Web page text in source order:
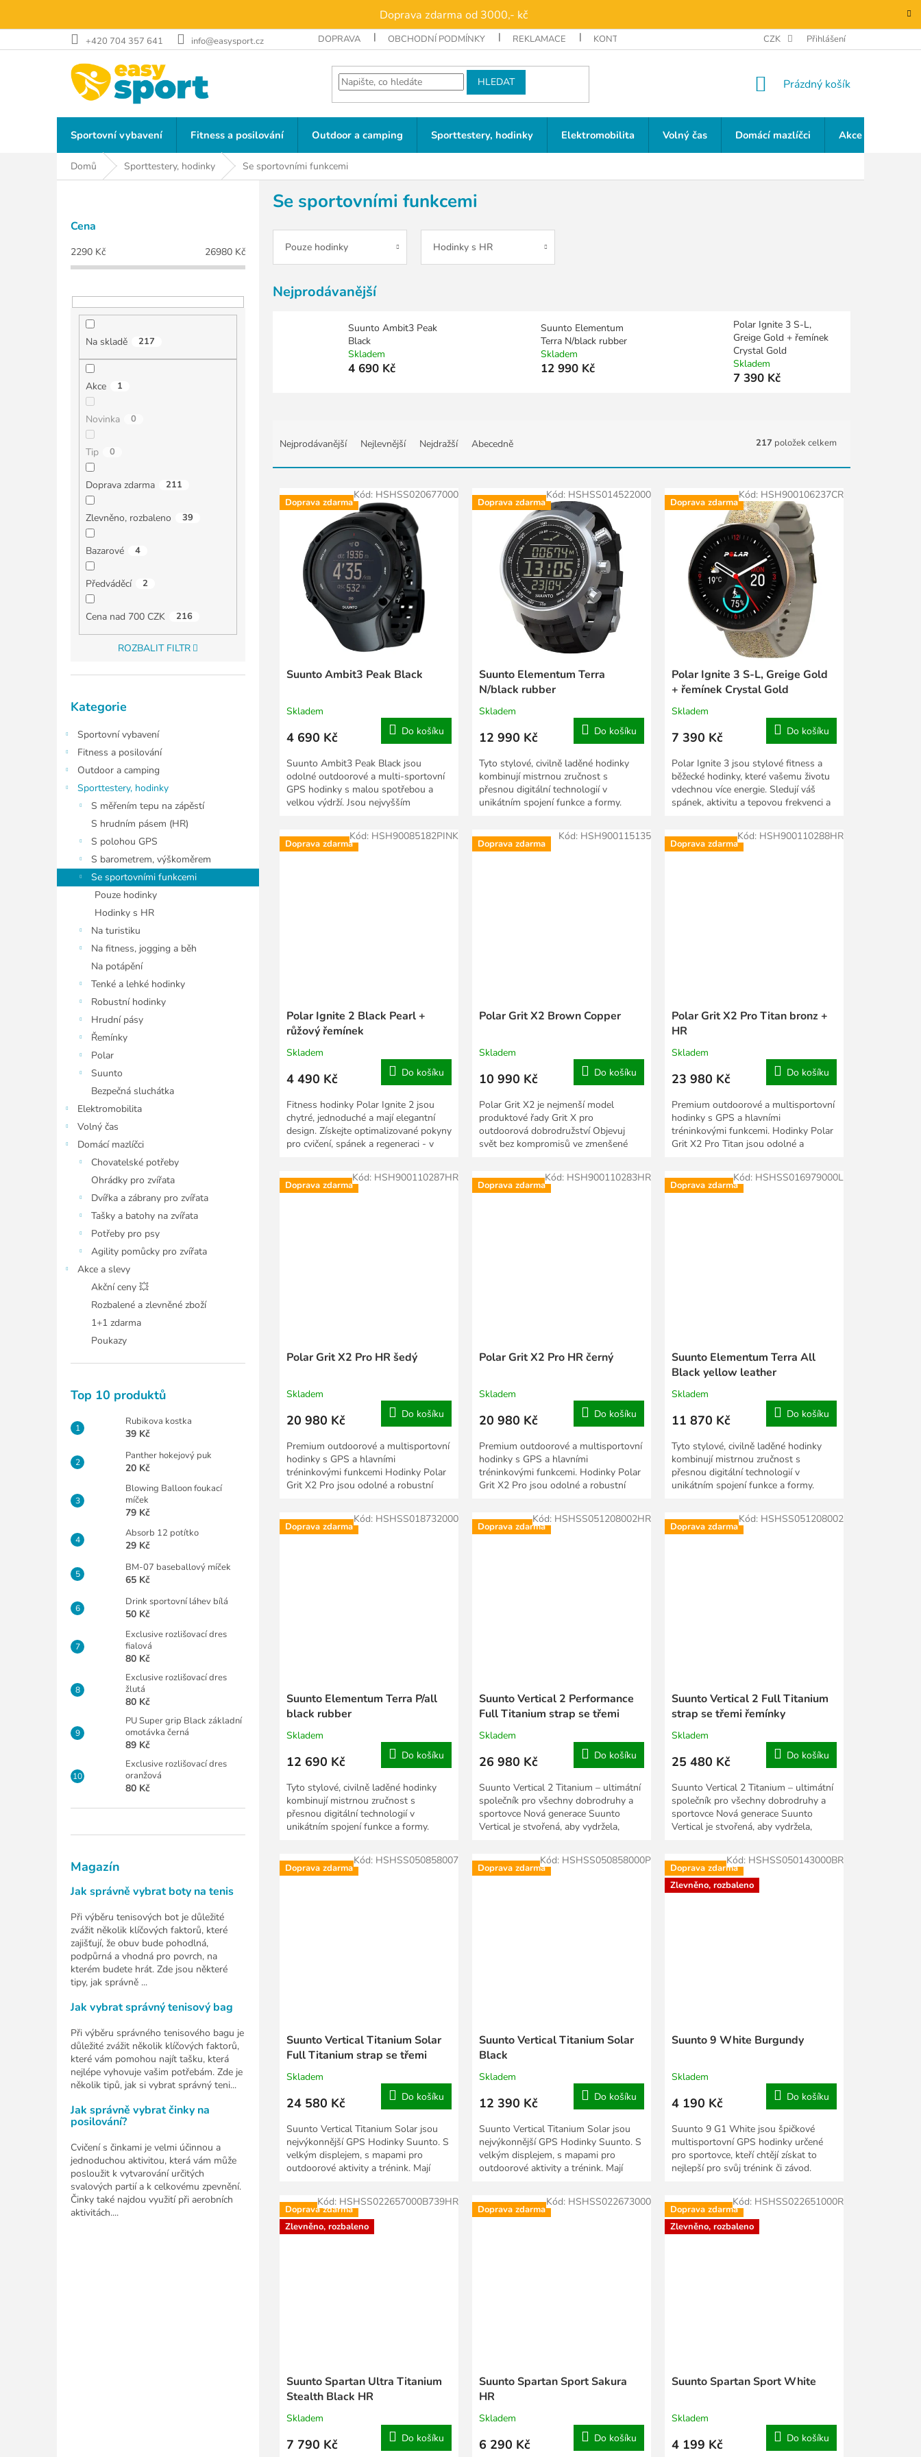
obsah
Doprava zdarma od 3000,- kč
+420 704 357 641 info@easysport.cz DOPRAVA OBCHODNÍ PODMÍNKY REKLAMACE KONTAKTY CZK Přihlášení
HLEDAT
NÁKUPNÍ
Prázdný košík
Sportovní vybavení Fitness a posilování Outdoor a camping Sporttestery, hodinky Elektromobilita Volný čas Domácí mazlíčci Akce a slevy
Domů Sporttestery, hodinky Se sportovními funkcemi
P
Cena
2290 Kč 26980 Kč
Na skladě 217
Akce 1
Novinka 0
Tip 0
Doprava zdarma 211
Zlevněno, rozbaleno 39
Bazarové 4
Předváděcí 2
Cena nad 700 CZK 216
ROZBALIT FILTR
kategorie
Kategorie
Sportovní vybavení
Fitness a posilování
Outdoor a camping
Sporttestery, hodinky
S měřením tepu na zápěstí
S hrudním pásem (HR)
S polohou GPS
S barometrem, výškoměrem
Se sportovními funkcemi
Pouze hodinky
Hodinky s HR
Na turistiku
Na fitness, jogging a běh
Na potápění
Tenké a lehké hodinky
Robustní hodinky
Hrudní pásy
Řemínky
Polar
Suunto
Bezpečná sluchátka
Elektromobilita
Volný čas
Domácí mazlíčci
Chovatelské potřeby
Ohrádky pro zvířata
Dvířka a zábrany pro zvířata
Tašky a batohy na zvířata
Potřeby pro psy
Agility pomůcky pro zvířata
Akce a slevy
Akční ceny 💥
Rozbalené a zlevněné zboží
1+1 zdarma
Poukazy
Top 10 produktů
Rubikova kostka
39 Kč
Panther hokejový puk
20 Kč
Blowing Balloon foukací
míček
79 Kč
Absorb 12 potítko
29 Kč
BM-07 baseballový míček
65 Kč
Drink sportovní láhev bílá
50 Kč
Exclusive rozlišovací dres
fialová
80 Kč
Exclusive rozlišovací dres
žlutá
80 Kč
PU Super grip Black základní
omotávka černá
89 Kč
Exclusive rozlišovací dres
oranžová
80 Kč
Magazín
Jak správně vybrat boty na tenis
Při výběru tenisových bot je důležité
zvážit několik klíčových faktorů, které
zajišťují, že obuv bude pohodlná,
podpůrná a vhodná pro povrch, na
kterém budete hrát. Zde jsou některé
tipy, jak správně ...
Jak vybrat správný tenisový bag
Při výběru správného tenisového bagu je
důležité zvážit několik klíčových faktorů,
které vám pomohou najít tašku, která
nejlépe vyhovuje vašim potřebám. Zde je
několik tipů, jak si vybrat správný teni...
Jak správně vybrat činky na
posilování?
Cvičení s činkami je velmi účinnou a
jednoduchou aktivitou, která vám může
posloužit k vytvarování určitých
svalových partií a k celkovému zpevnění.
Činky také najdou využití při aerobních
aktivitách....
Se sportovními funkcemi
Pouze hodinky Hodinky s HR
Nejprodávanější
Suunto Ambit3 Peak
Black
Skladem
4 690 Kč
Suunto Elementum
Terra N/black rubber
Skladem
12 990 Kč
Polar Ignite 3 S-L,
Greige Gold + řemínek
Crystal Gold
Skladem
7 390 Kč
e
Nejprodávanější Nejlevnější Nejdražší Abecedně 217 položek celkem
Doprava zdarma
Suunto Ambit3 Peak Black
Skladem
4 690 Kč Do košíku
Suunto Ambit3 Peak Black jsou
odolné outdoorové a multi-sportovní
GPS hodinky s malou spotřebou a
velkou výdrží. Jsou nejvyšším
Kód: HSHSS020677000
Doprava zdarma
Suunto Elementum Terra
N/black rubber
Skladem
12 990 Kč Do košíku
Tyto stylové, civilně laděné hodinky
kombinují mistrnou zručnost s
přesnou digitální technologií v
unikátním spojení funkce a formy.
Kód: HSHSS014522000
Doprava zdarma
Polar Ignite 3 S-L, Greige Gold
+ řemínek Crystal Gold
Skladem
7 390 Kč Do košíku
Polar Ignite 3 jsou stylové fitness a
běžecké hodinky, které vašemu životu
vdechnou více energie. Sledují váš
spánek, aktivitu a tepovou frekvenci a
Kód: HSH900106237CR
Doprava zdarma
Polar Ignite 2 Black Pearl +
růžový řemínek
Skladem
4 490 Kč Do košíku
Fitness hodinky Polar Ignite 2 jsou
chytré, jednoduché a mají elegantní
design. Získejte optimalizované pokyny
pro cvičení, spánek a regeneraci - v
Kód: HSH90085182PINK
Doprava zdarma
Polar Grit X2 Brown Copper
Skladem
10 990 Kč Do košíku
Polar Grit X2 je nejmenší model
produktové řady Grit X pro
outdoorová dobrodružství Objevuj
svět bez kompromisů ve zmenšené
Kód: HSH900115135
Doprava zdarma
Polar Grit X2 Pro Titan bronz +
HR
Skladem
23 980 Kč Do košíku
Premium outdoorové a multisportovní
hodinky s GPS a hlavními
tréninkovými funkcemi. Hodinky Polar
Grit X2 Pro Titan jsou odolné a
Kód: HSH900110288HR
Doprava zdarma
Polar Grit X2 Pro HR šedý
Skladem
20 980 Kč Do košíku
Premium outdoorové a multisportovní
hodinky s GPS a hlavními
tréninkovými funkcemi Hodinky Polar
Grit X2 Pro jsou odolné a robustní
Kód: HSH900110287HR
Doprava zdarma
Polar Grit X2 Pro HR černý
Skladem
20 980 Kč Do košíku
Premium outdoorové a multisportovní
hodinky s GPS a hlavními
tréninkovými funkcemi. Hodinky Polar
Grit X2 Pro jsou odolné a robustní
Kód: HSH900110283HR
Doprava zdarma
Suunto Elementum Terra All
Black yellow leather
Skladem
11 870 Kč Do košíku
Tyto stylové, civilně laděné hodinky
kombinují mistrnou zručnost s
přesnou digitální technologií v
unikátním spojení funkce a formy.
Kód: HSHSS016979000L
Doprava zdarma
Suunto Elementum Terra P/all
black rubber
Skladem
12 690 Kč Do košíku
Tyto stylové, civilně laděné hodinky
kombinují mistrnou zručnost s
přesnou digitální technologií v
unikátním spojení funkce a formy.
Kód: HSHSS018732000
Doprava zdarma
Suunto Vertical 2 Performance
Full Titanium strap se třemi
řemínky
Skladem
26 980 Kč Do košíku
Suunto Vertical 2 Titanium – ultimátní
společník pro všechny dobrodruhy a
sportovce Nová generace Suunto
Vertical je stvořená, aby vydržela,
Kód: HSHSS051208002HR
Doprava zdarma
Suunto Vertical 2 Full Titanium
strap se třemi řemínky
Skladem
25 480 Kč Do košíku
Suunto Vertical 2 Titanium – ultimátní
společník pro všechny dobrodruhy a
sportovce Nová generace Suunto
Vertical je stvořená, aby vydržela,
Kód: HSHSS051208002
Doprava zdarma
Suunto Vertical Titanium Solar
Full Titanium strap se třemi
řemínky
Skladem
24 580 Kč Do košíku
Suunto Vertical Titanium Solar jsou
nejvýkonnější GPS Hodinky Suunto. S
velkým displejem, s mapami pro
outdoorové aktivity a trénink. Mají
Kód: HSHSS050858007
Doprava zdarma
Suunto Vertical Titanium Solar
Black
Skladem
12 390 Kč Do košíku
Suunto Vertical Titanium Solar jsou
nejvýkonnější GPS Hodinky Suunto. S
velkým displejem, s mapami pro
outdoorové aktivity a trénink. Mají
Kód: HSHSS050858000P
Doprava zdarma
Zlevněno, rozbaleno
Suunto 9 White Burgundy
Skladem
4 190 Kč Do košíku
Suunto 9 G1 White jsou špičkové
multisportovní GPS hodinky určené
pro sportovce, kteří chtějí získat to
nejlepší pro svůj trénink či závod.
Kód: HSHSS050143000BR
Doprava zdarma
Zlevněno, rozbaleno
Suunto Spartan Ultra Titanium
Stealth Black HR
Skladem
7 790 Kč Do košíku
Kód: HSHSS022657000B739HR
Doprava zdarma
Suunto Spartan Sport Sakura
HR
Skladem
6 290 Kč Do košíku
Kód: HSHSS022673000
Doprava zdarma
Zlevněno, rozbaleno
Suunto Spartan Sport White
Skladem
4 199 Kč Do košíku
Kód: HSHSS022651000R